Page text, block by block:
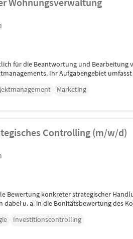
für die Beantwortung und
Ihr Aufgabengebiet
Marketing
Controlling (m/w/d)
konkreter strategischer
u. a. in die Bonitätsbewertung des
Investitionscontrolling